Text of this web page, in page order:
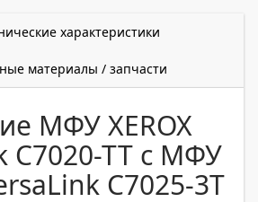
характеристики
материалы / запчасти
МФУ XEROX
C7020-TT с МФУ
C7025-3T